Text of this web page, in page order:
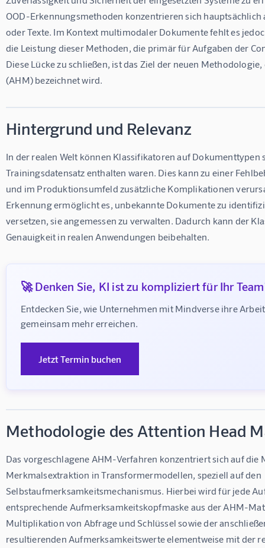
OOD-Erkennungsmethoden konzentrieren sich
oder Texte. Im Kontext multimodaler Dokumente fehlt es
die Leistung dieser Methoden, die primär für Aufgaben der
Diese Lücke zu schließen, ist das Ziel der neuen
(AHM) bezeichnet wird.
Hintergrund und Relevanz
In der realen Welt können Klassifikatoren auf Dokumenttypen
Trainingsdatensatz enthalten waren. Dies kann zu einer
und im Produktionsumfeld zusätzliche Komplikationen
Erkennung ermöglicht es, unbekannte Dokumente zu
versetzen, sie angemessen zu verwalten. Dadurch kann der
Genauigkeit in realen Anwendungen beibehalten.
🚀 Denken Sie, KI ist zu kompliziert für Ihr
Entdecken Sie, wie Unternehmen mit Mindverse ihre
gemeinsam mehr erreichen.
Jetzt Termin buchen
Methodologie des Attention Head
Das vorgeschlagene AHM-Verfahren konzentriert sich auf die
Merkmalsextraktion in Transformermodellen, speziell auf den
Selbstaufmerksamkeitsmechanismus. Hierbei wird für jede
entsprechende Aufmerksamkeitskopfmaske aus der AHM-
Multiplikation von Abfrage und Schlüssel sowie der
resultierenden Aufmerksamkeitswerte elementweise mit der